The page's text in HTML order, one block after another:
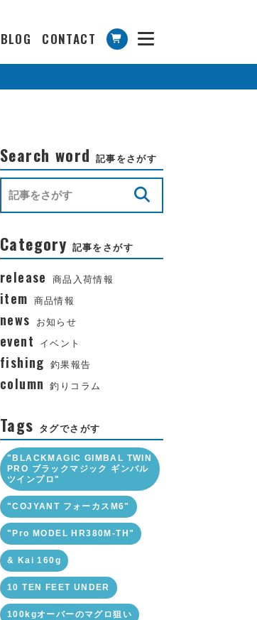
BLOG CONTACT
Search word 記事をさがす
Category 記事をさがす
release 商品入荷情報
item 商品情報
news お知らせ
event イベント
fishing 釣果報告
column 釣りコラム
Tags タグでさがす
"BLACKMAGIC GIMBAL TWIN
PRO ブラックマジック ギンバル
ツインプロ"
"COJYANT フォーカスM6"
"Pro MODEL HR380M-TH"
& Kai 160g
10 TEN FEET UNDER
100kgオーバーのマグロ狙い